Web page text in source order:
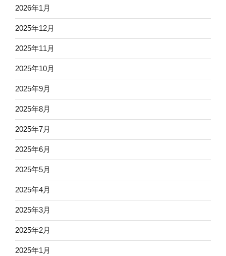
2026年1月
2025年12月
2025年11月
2025年10月
2025年9月
2025年8月
2025年7月
2025年6月
2025年5月
2025年4月
2025年3月
2025年2月
2025年1月